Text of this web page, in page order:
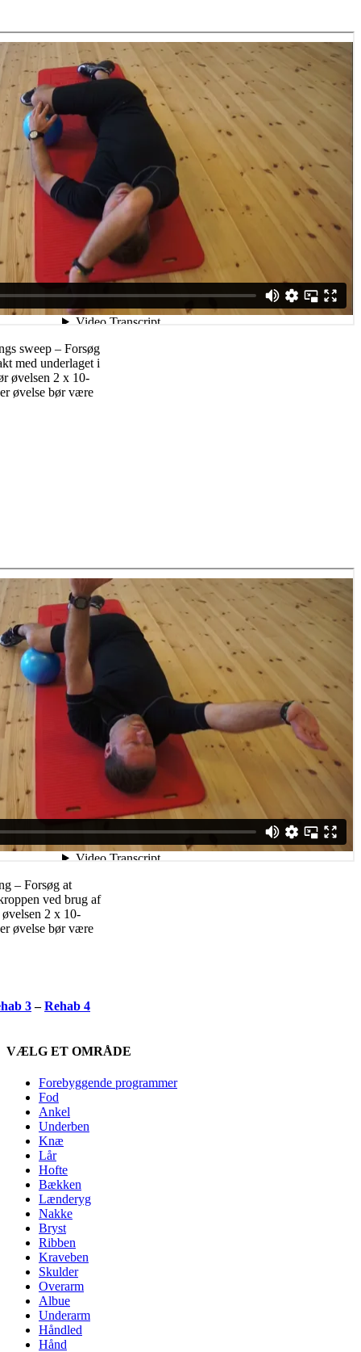
sweep – Forsøg
med underlaget i
øvelsen 2 x 10-
øvelse bør være
– Forsøg at
ved brug af
2 x 10-
øvelse bør være
3–Rehab 4
VÆLG ET OMRÅDE
Forebyggende programmer
Fod
Ankel
Underben
Knæ
Lår
Hofte
Bækken
Lænderyg
Nakke
Bryst
Ribben
Kraveben
Skulder
Overarm
Albue
Underarm
Håndled
Hånd